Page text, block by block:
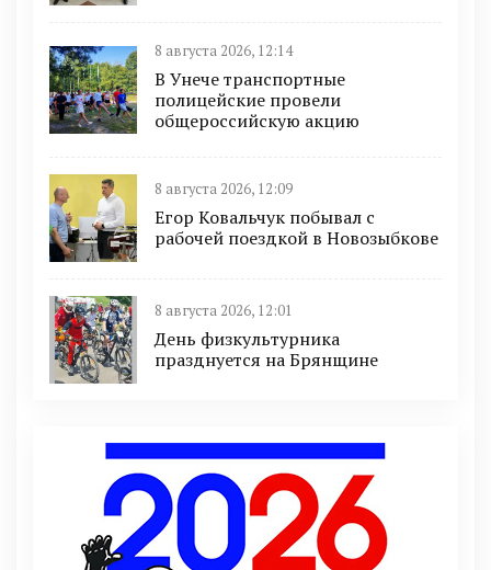
8 августа 2026, 12:14
В Унече транспортные
полицейские провели
общероссийскую акцию
8 августа 2026, 12:09
Егор Ковальчук побывал с
рабочей поездкой в Новозыбкове
8 августа 2026, 12:01
День физкультурника
празднуется на Брянщине